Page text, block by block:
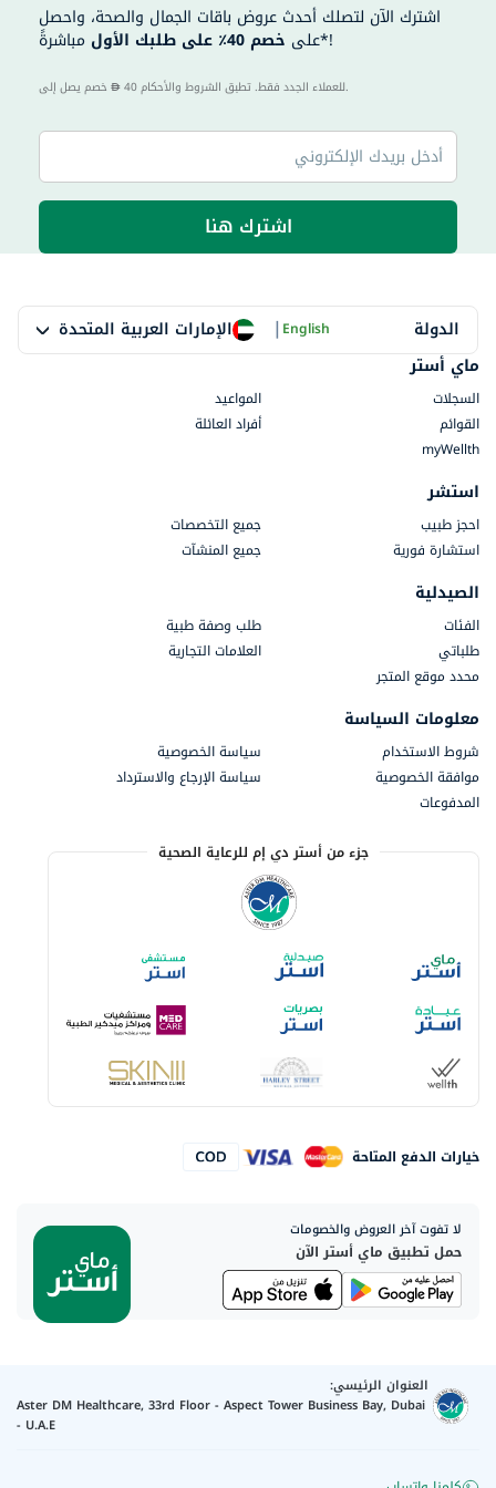
اشترك الآن لتصلك أحدث عروض باقات الجمال والصحة، واحصل
على خصم 40٪ على طلبك الأول مباشرةً*!
40 للعملاء الجدد فقط. تطبق الشروط والأحكام.
اشترك هنا
الدولة الإمارات العربية المتحدة |English
ماي أستر
السجلات
المواعيد
القوائم
أفراد العائلة
myWellth
استشر
احجز طبيب
جميع التخصصات
استشارة فورية
جميع المنشآت
الصيدلية
الفئات
طلب وصفة طبية
طلباتي
العلامات التجارية
محدد موقع المتجر
معلومات السياسة
شروط الاستخدام
سياسة الخصوصية
موافقة الخصوصية
سياسة الإرجاع والاسترداد
المدفوعات
جزء من أستر دي إم للرعاية الصحية
خيارات الدفع المتاحة
لا تفوت آخر العروض والخصومات
حمل تطبيق ماي أستر الآن
العنوان الرئيسي:
Aster DM Healthcare, 33rd Floor - Aspect Tower Business Bay, Dubai
- U.A.E